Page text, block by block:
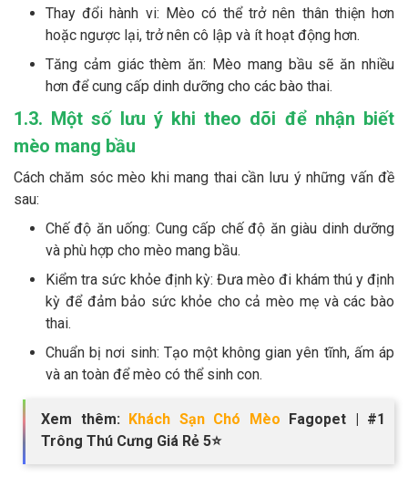
Thay đổi hành vi: Mèo có thể trở nên thân thiện hơn
hoặc ngược lại, trở nên cô lập và ít hoạt động hơn.
Tăng cảm giác thèm ăn: Mèo mang bầu sẽ ăn nhiều
hơn để cung cấp dinh dưỡng cho các bào thai.
1.3. Một số lưu ý khi theo dõi để nhận biết
mèo mang bầu
Cách chăm sóc mèo khi mang thai cần lưu ý những vấn đề
sau:
Chế độ ăn uống: Cung cấp chế độ ăn giàu dinh dưỡng
và phù hợp cho mèo mang bầu.
Kiểm tra sức khỏe định kỳ: Đưa mèo đi khám thú y định
kỳ để đảm bảo sức khỏe cho cả mèo mẹ và các bào
thai.
Chuẩn bị nơi sinh: Tạo một không gian yên tĩnh, ấm áp
và an toàn để mèo có thể sinh con.
Xem thêm: Khách Sạn Chó Mèo Fagopet | #1
Trông Thú Cưng Giá Rẻ 5⭐️